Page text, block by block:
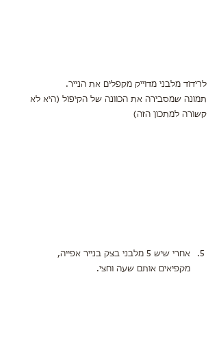
לרידוד מלבני מדוייק מקפלים את הנייר.
תמונה שמסבירה את הכוונה של הקיפול (היא לא
קשורה למתכון הזה)
אחרי שיש 5 מלבני בצק בנייר אפייה,
מקפיאים אותם שעה וחצי.